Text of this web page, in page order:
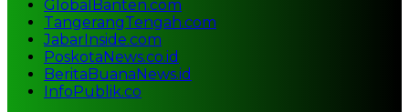
GlobalBanten.com
TangerangTengah.com
JabarInside.com
PoskotaNews.co.id
BeritaBuanaNews.id
InfoPublik.co